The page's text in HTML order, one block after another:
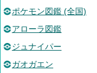
ポケモン図鑑 (全国)
アローラ図鑑
ジュナイパー
ガオガエン